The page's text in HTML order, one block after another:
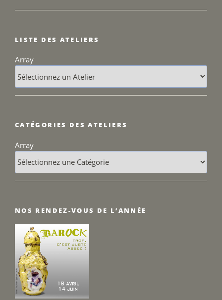
LISTE DES ATELIERS
Array
CATÉGORIES DES ATELIERS
Array
NOS RENDEZ-VOUS DE L’ANNÉE